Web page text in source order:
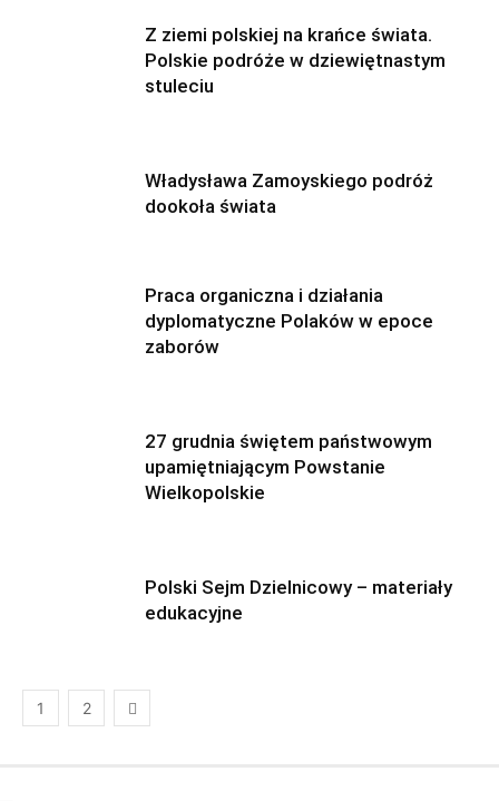
Z ziemi polskiej na krańce świata.
Polskie podróże w dziewiętnastym
stuleciu
Władysława Zamoyskiego podróż
dookoła świata
Praca organiczna i działania
dyplomatyczne Polaków w epoce
zaborów
27 grudnia świętem państwowym
upamiętniającym Powstanie
Wielkopolskie
Polski Sejm Dzielnicowy – materiały
edukacyjne
1 2